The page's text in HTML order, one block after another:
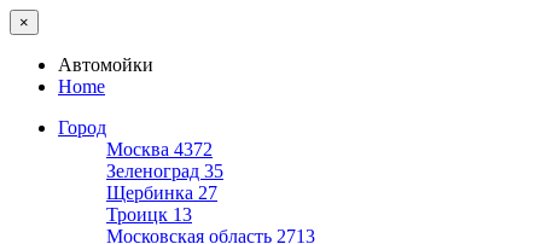
×
Автомойки
Home
Город
Москва 4372
Зеленоград 35
Щербинка 27
Троицк 13
Московская область 2713